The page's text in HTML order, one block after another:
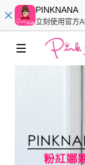
PINKNANA
立刻使用官方